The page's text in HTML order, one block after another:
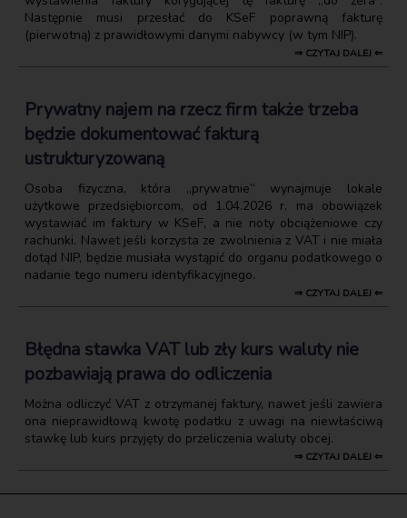
Następnie musi przesłać do KSeF poprawną fakturę
(pierwotną) z prawidłowymi danymi nabywcy (w tym NIP).
⇒ CZYTAJ DALEJ ⇐
Prywatny najem na rzecz firm także trzeba
będzie dokumentować fakturą
ustrukturyzowaną
Osoba fizyczna, która „prywatnie” wynajmuje lokale
użytkowe przedsiębiorcom, od 1.04.2026 r. ma obowiązek
wystawiać im faktury w KSeF, a nie noty obciążeniowe czy
rachunki. Nawet jeśli korzysta ze zwolnienia z VAT i nie miała
dotąd NIP, będzie musiała wystąpić do organu podatkowego o
nadanie tego numeru identyfikacyjnego.
⇒ CZYTAJ DALEJ ⇐
Błędna stawka VAT lub zły kurs waluty nie
pozbawiają prawa do odliczenia
Można odliczyć VAT z otrzymanej faktury, nawet jeśli zawiera
ona nieprawidłową kwotę podatku z uwagi na niewłaściwą
stawkę lub kurs przyjęty do przeliczenia waluty obcej.
⇒ CZYTAJ DALEJ ⇐